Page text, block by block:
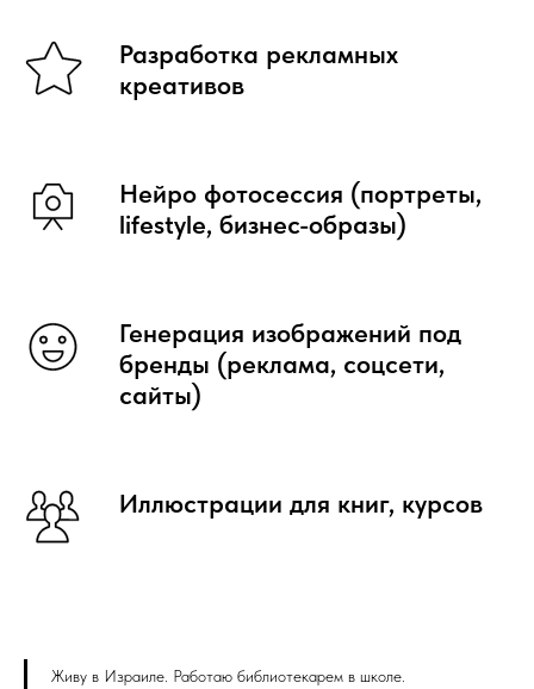
Разработка рекламных
креативов
Нейро фотосессия (портреты,
lifestyle, бизнес-образы)
Генерация изображений под
бренды (реклама, соцсети,
сайты)
Иллюстрации для книг, курсов
Живу в Израиле. Работаю библиотекарем в школе.